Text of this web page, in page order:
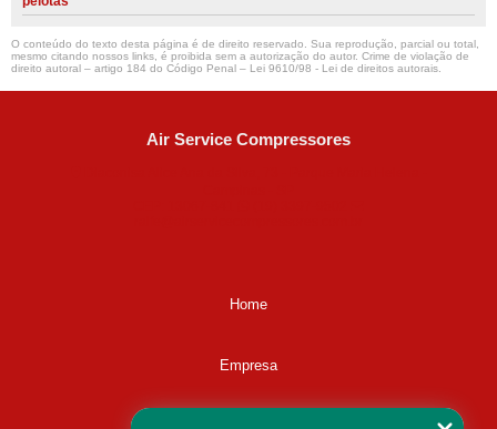
O conteúdo do texto desta página é de direito reservado. Sua reprodução, parcial ou total,
mesmo citando nossos links, é proibida sem a autorização do autor. Crime de violação de
direito autoral – artigo 184 do Código Penal – Lei 9610/98 - Lei de direitos autorais.
Air Service Compressores
Home
Empresa